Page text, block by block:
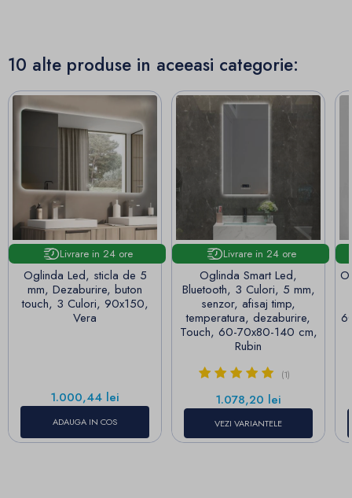
10 alte produse in aceeasi categorie:
Livrare in 24 ore
Oglinda Led, sticla de 5
mm, Dezaburire, buton
touch, 3 Culori, 90x150,
Vera
Pret
1.000,44 lei
ADAUGA IN COS
Livrare in 24 ore
Oglinda Smart Led,
Bluetooth, 3 Culori, 5 mm,
senzor, afisaj timp,
temperatura, dezaburire,
Touch, 60-70x80-140 cm,
Rubin
(1)
Pret
1.078,20 lei
VEZI VARIANTELE